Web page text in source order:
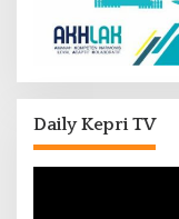
Daily Kepri TV